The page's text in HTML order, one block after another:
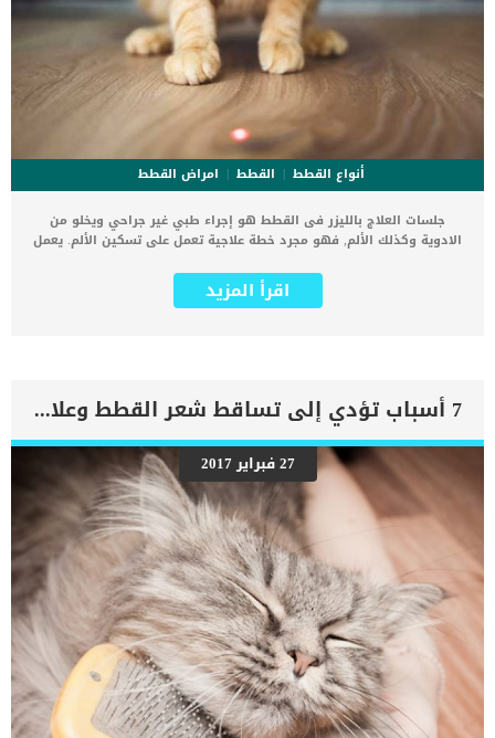
أنواع القطط القطط
امراض القطط
جلسات العلاج بالليزر فى القطط هو إجراء طبي غير جراحي ويخلو من
الادوية وكذلك الألم, فهو مجرد خطة علاجية تعمل على تسكين الألم. يعمل
سلسلة من التفاعلات الكيميائية داخل جسم القطة. تعرف التفاعلات
الكيميائية التي تحدث داخل جسم القطة بسبب الليزر بأسم التحفيز
البيطرية الليزر عبارة عن جهاز محمول باليد سيحتفظ به الطبيب البيطري
طوال مدة الجلسة والتي تتراوح عادة ما بين دقيقتين إلى ثماني دقائق.
كما يقوم طبيب بيطرى متخصص فى استخدام أجهزة الليزر فى تطبيق
هذه الجلسات على قطتك. فى هذا المقال سوف نتعرف بالتفاصيل على
إجراءات جلسات العلاج بالليزر فى القطط ومدى فاعليتها. إجراءات جلسات
العلاج بالليزر فى القطط قب البدء فى إجراءات جلسات الليزر سيقوم
الطبيب بمراجعة الملف الكامل حول تاريخ القطة الصحى والدوائى. سيقوم
الطبيب بعمل الفحوصات الجسدية الشاملة للقطةكما سيقوم بعمل تحاليل
البول والدم لاكتشاف اى عدوى او قصور فى صحة القطة.الأشعات
السينية والتصوير بالموجات أحد أدوات الطبيب للكشف […]
اقرأ المزيد
7 أسباب تؤدي إلى تساقط شعر القطط وعلاجها
27 فبراير 2017